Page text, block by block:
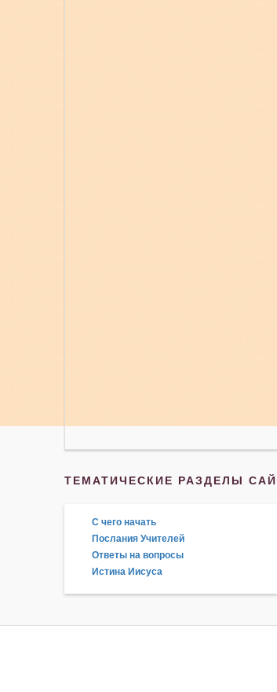
ТЕМАТИЧЕСКИЕ РАЗДЕЛЫ
С чего начать
Послания Учителей
Ответы на вопросы
Истина Иисуса